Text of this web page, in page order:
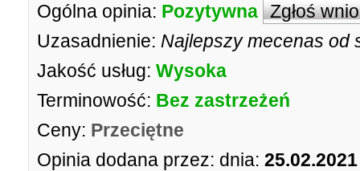
Ogólna opinia: Pozytywna Zgłoś
Uzasadnienie: Najlepszy mecenas od
Jakość usług: Wysoka
Terminowość: Bez zastrzeżeń
Ceny: Przeciętne
Opinia dodana przez: dnia: